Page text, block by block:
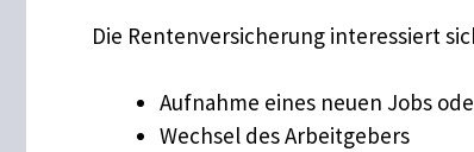
Die Rentenversicherung interessiert
Aufnahme eines neuen Jobs
Wechsel des Arbeitgebers